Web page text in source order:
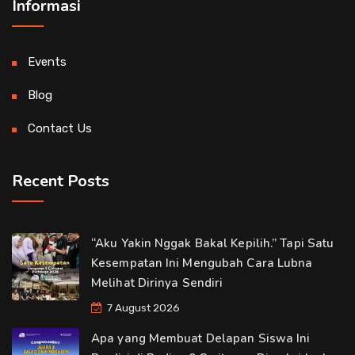
Informasi
Events
Blog
Contact Us
Recent Posts
“Aku Yakin Nggak Bakal Kepilih.” Tapi Satu
Kesempatan Ini Mengubah Cara Lubna
Melihat Dirinya Sendiri
7 August 2026
Apa yang Membuat Delapan Siswa Ini